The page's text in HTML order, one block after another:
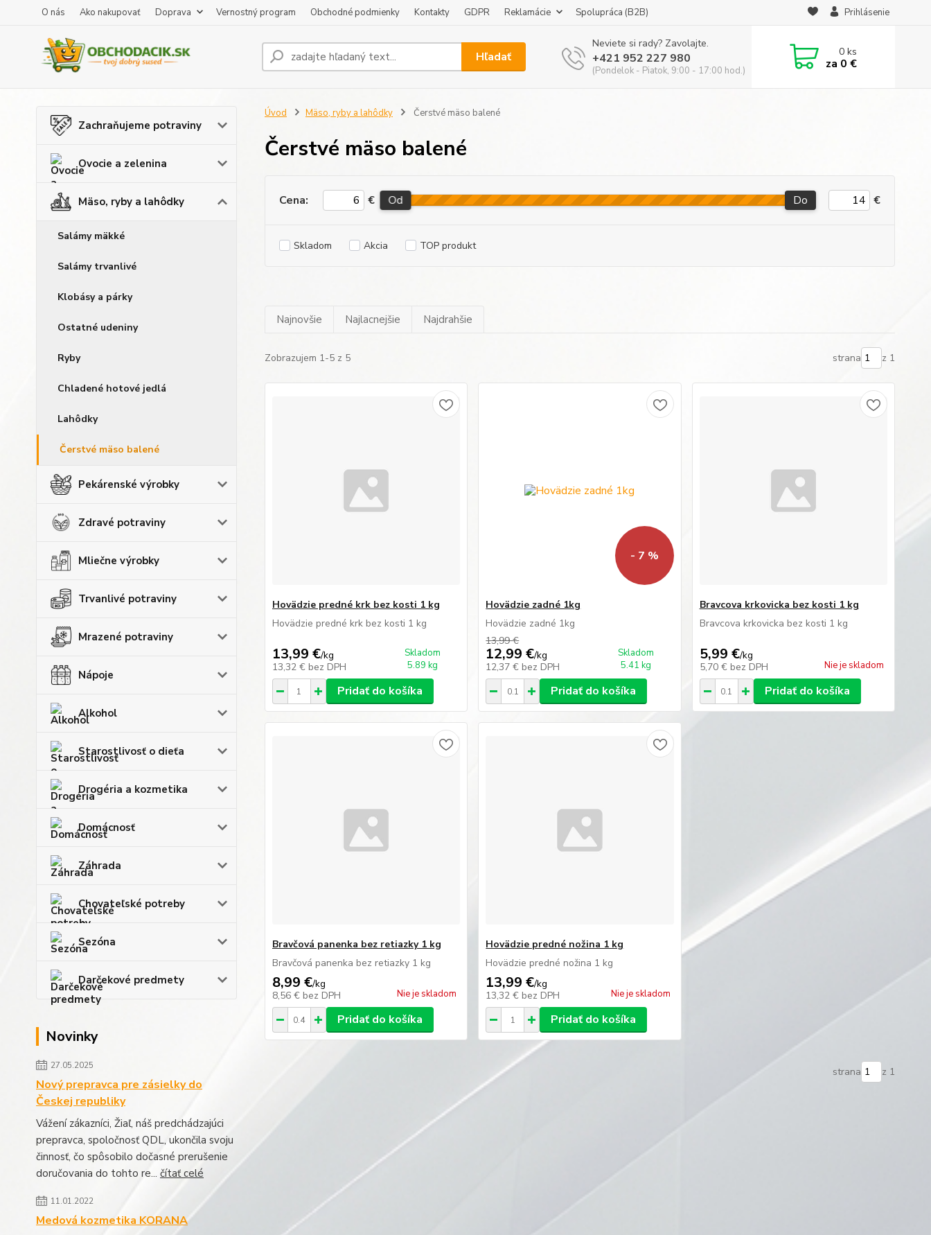
O nás Ako nakupovať Doprava Vernostný program Obchodné podmienky Kontakty GDPR Reklamácie Spolupráca (B2B) Prihlásenie
Hľadať
Neviete si rady? Zavolajte.
+421 952 227 980
(Pondelok - Piatok, 9:00 - 17:00 hod.)
0ks
za 0 €
Zachraňujeme potraviny
Ovocie a zelenina
Mäso, ryby a lahôdky
Salámy mäkké
Salámy trvanlivé
Klobásy a párky
Ostatné udeniny
Ryby
Chladené hotové jedlá
Lahôdky
Čerstvé mäso balené
Pekárenské výrobky
Zdravé potraviny
Mliečne výrobky
Trvanlivé potraviny
Mrazené potraviny
Nápoje
Alkohol
Starostlivosť o dieťa
Drogéria a kozmetika
Domácnosť
Záhrada
Chovateľské potreby
Sezóna
Darčekové predmety
Novinky
27.05.2025
Nový prepravca pre zásielky do
Českej republiky
Vážení zákazníci, Žiaľ, náš predchádzajúci
prepravca, spoločnosť QDL, ukončila svoju
činnosť, čo spôsobilo dočasné prerušenie
doručovania do tohto re... čítať celé
11.01.2022
Medová kozmetika KORANA
Úvod Mäso, ryby a lahôdky Čerstvé mäso balené
Čerstvé mäso balené
Cena: € Od Do €
Skladom Akcia TOP produkt
Najnovšie Najlacnejšie Najdrahšie
Zobrazujem 1-5 z 5 strana z 1
Hovädzie predné krk bez kosti 1 kg
Hovädzie predné krk bez kosti 1 kg
13,99 €/kg
13,32 € bez DPH
Skladom
5.89 kg
Pridať do košíka
- 7 %
Hovädzie zadné 1kg
Hovädzie zadné 1kg
13,99 €
12,99 €/kg
12,37 € bez DPH
Skladom
5.41 kg
Pridať do košíka
Bravcova krkovicka bez kosti 1 kg
Bravcova krkovicka bez kosti 1 kg
5,99 €/kg
5,70 € bez DPH Nie je skladom
Pridať do košíka
Bravčová panenka bez retiazky 1 kg
Bravčová panenka bez retiazky 1 kg
8,99 €/kg
8,56 € bez DPH Nie je skladom
Pridať do košíka
Hovädzie predné nožina 1 kg
Hovädzie predné nožina 1 kg
13,99 €/kg
13,32 € bez DPH Nie je skladom
Pridať do košíka
strana z 1